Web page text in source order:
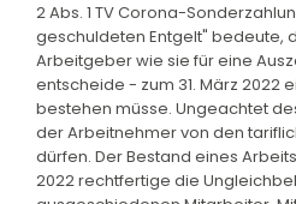
2 Abs. 1 TV Corona-
geschuldeten Entgelt" bedeute,
Arbeitgeber wie sie für eine
entscheide - zum 31. März 2022
bestehen müsse. Ungeachtet
der Arbeitnehmer von den
dürfen. Der Bestand eines
2022 rechtfertige die